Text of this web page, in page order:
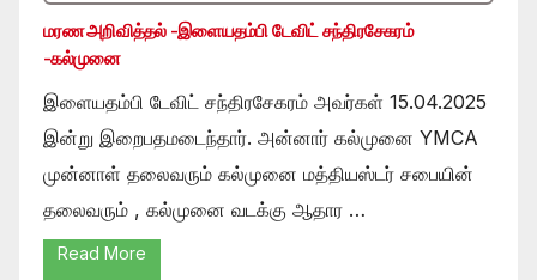
மரண அறிவித்தல் -இளையதம்பி டேவிட் சந்திரசேகரம்
-கல்முனை
இளையதம்பி டேவிட் சந்திரசேகரம் அவர்கள் 15.04.2025
இன்று இறைபதமடைந்தார். அன்னார் கல்முனை YMCA
முன்னாள் தலைவரும் கல்முனை மத்தியஸ்டர் சபையின்
தலைவரும் , கல்முனை வடக்கு ஆதார …
Read More